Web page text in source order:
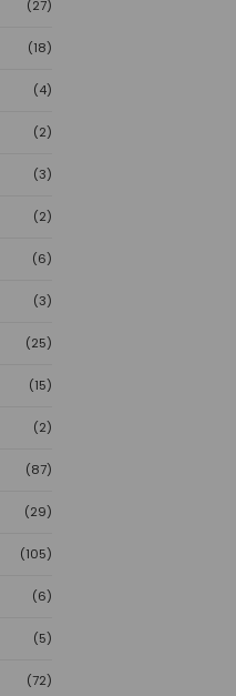
(27)
(18)
(4)
(2)
(3)
(2)
(6)
(3)
(25)
(15)
(2)
(87)
(29)
(105)
(6)
(5)
(72)